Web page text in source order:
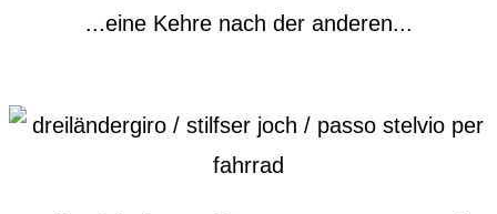
...eine Kehre nach der anderen...